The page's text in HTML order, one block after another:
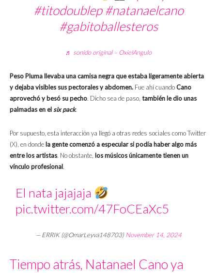
#titodoublep #natanaelcano
#gabitoballesteros
♬ sonido original – OxielAngulo
Peso Pluma llevaba una camisa negra que estaba ligeramente abierta
y dejaba visibles sus pectorales y abdomen. Fue ahí cuandoCano
aprovechó y besó su pecho. Dicho sea de paso, también le dio unas
palmadas en elsix pack.
Por supuesto, esta interacción ya llegó a otras redes sociales como Twitter
(X), en donde la gente comenzó a especular si podía haber algo más
entre los artistas. No obstante, los músicos únicamente tienen un
vínculo profesional.
El nata jajajaja
pic.twitter.com/47FoCEaXc5
— ERRIK (@OmarLeyva148703)November 14, 2024
Tiempo atrás, Natanael Cano ya